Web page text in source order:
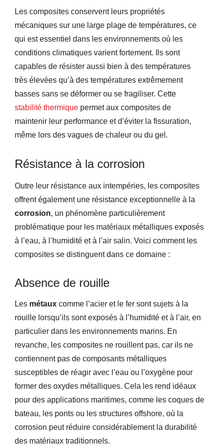
Les composites conservent leurs propriétés
mécaniques sur une large plage de températures, ce
qui est essentiel dans les environnements où les
conditions climatiques varient fortement. Ils sont
capables de résister aussi bien à des températures
très élevées qu’à des températures extrêmement
basses sans se déformer ou se fragiliser. Cette
stabilité thermique permet aux composites de
maintenir leur performance et d’éviter la fissuration,
même lors des vagues de chaleur ou du gel.
Résistance à la corrosion
Outre leur résistance aux intempéries, les composites
offrent également une résistance exceptionnelle à la
corrosion, un phénomène particulièrement
problématique pour les matériaux métalliques exposés
à l’eau, à l’humidité et à l’air salin. Voici comment les
composites se distinguent dans ce domaine :
Absence de rouille
Les métaux comme l’acier et le fer sont sujets à la
rouille lorsqu’ils sont exposés à l’humidité et à l’air, en
particulier dans les environnements marins. En
revanche, les composites ne rouillent pas, car ils ne
contiennent pas de composants métalliques
susceptibles de réagir avec l’eau ou l’oxygène pour
former des oxydes métalliques. Cela les rend idéaux
pour des applications maritimes, comme les coques de
bateau, les ponts ou les structures offshore, où la
corrosion peut réduire considérablement la durabilité
des matériaux traditionnels.